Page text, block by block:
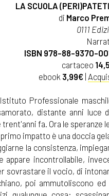
LA SCUOLA
di Marco
0111
ISBN 978-88-9370-
cartaceo
ebook 3,99€
Professionale
distante anni luce
fa. Ora le speranze
impatto è una doccia
la consistenza,
appare incontrollabile,
sovrastare il vocio, di
poi ammutoliscono